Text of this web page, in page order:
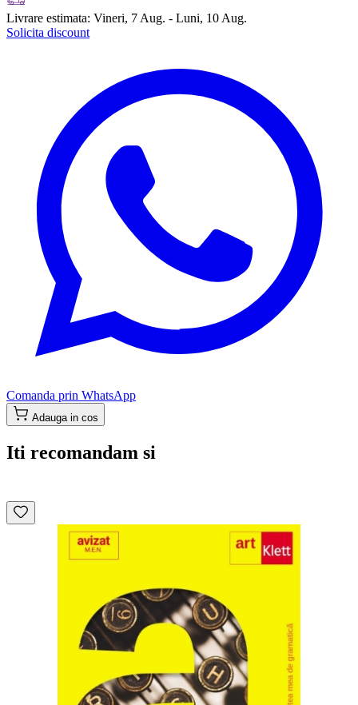
Livrare estimata: Vineri, 7 Aug. - Luni, 10 Aug.
Solicita discount
Comanda prin WhatsApp
Adauga in cos
Iti recomandam si